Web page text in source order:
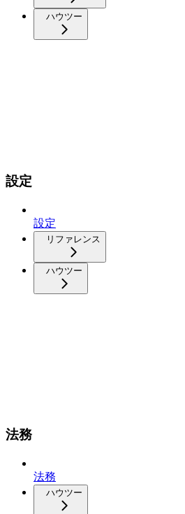
ハウツー
設定
設定
リファレンス
ハウツー
法務
法務
ハウツー